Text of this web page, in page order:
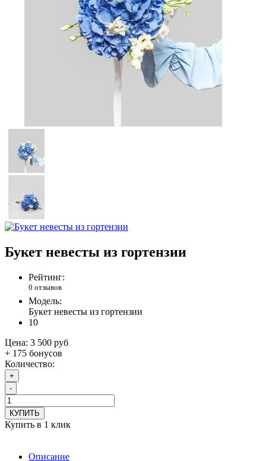
Букет невесты из гортензии
Рейтинг:
0 отзывов
Модель:
Букет невесты из гортензии
10
Цена: 3 500 руб
+ 175 бонусов
Количество:
+
-
КУПИТЬ
Купить в 1 клик
Описание